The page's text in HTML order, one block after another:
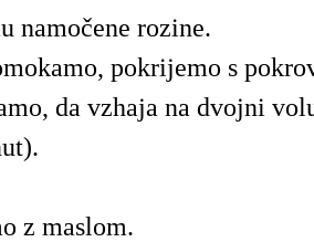
namočene rozine.
pokrijemo s
da vzhaja na dvojni
z maslom.